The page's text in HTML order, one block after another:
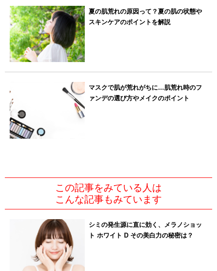
夏の肌荒れの原因って？夏の肌の状態や
スキンケアのポイントを解説
マスクで肌が荒れがちに…肌荒れ時のフ
ァンデの選び方やメイクのポイント
この記事をみている人は
こんな記事もみています
シミの発生源に直に効く、メラノショッ
ト ホワイト D その美白力の秘密は？